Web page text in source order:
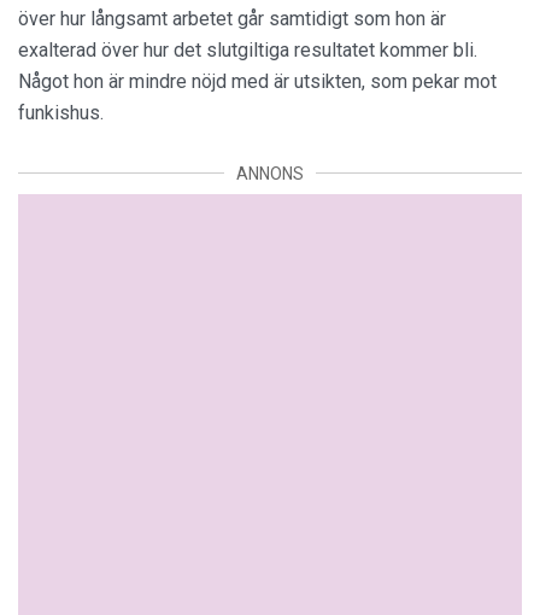
över hur långsamt arbetet går samtidigt som hon är
exalterad över hur det slutgiltiga resultatet kommer bli.
Något hon är mindre nöjd med är utsikten, som pekar mot
funkishus.
ANNONS